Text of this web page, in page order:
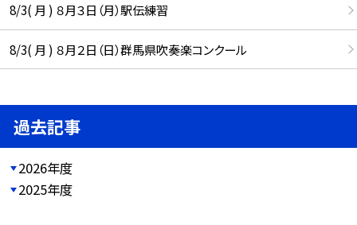
8/3( 月 ) ８月３日（月）駅伝練習
8/3( 月 ) ８月２日（日）群馬県吹奏楽コンクール
過去記事
2026年度
2025年度